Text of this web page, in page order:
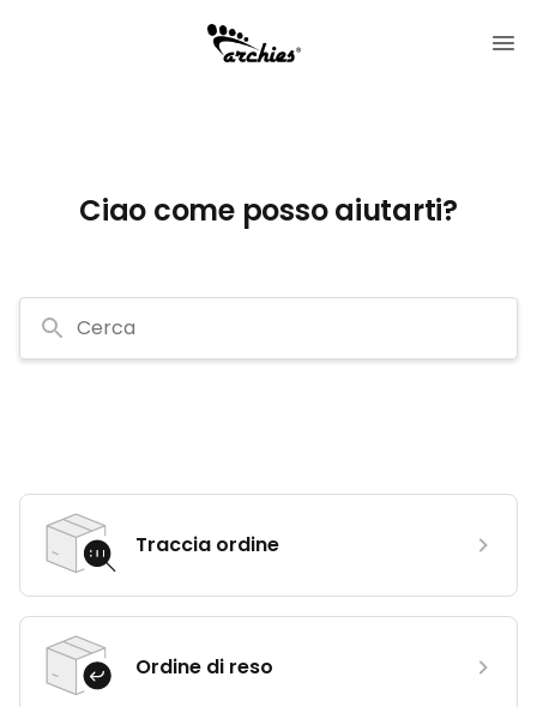
Ciao come posso aiutarti?
Cerca
Traccia ordine
Ordine di reso